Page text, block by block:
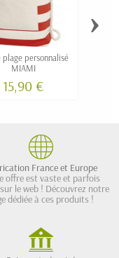
plage personnalisé
MIAMI
15,90 €
›
France et Europe
offre est vaste et parfois
le web ! Découvrez notre
dédiée à ces produits !